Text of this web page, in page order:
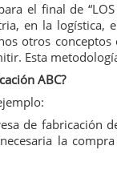
con estos tres
recorta los tipos
12/09/2024
buen momento para
el final de “LOS
en la logística,
otros
Esta
ABC?
de fabricación
la